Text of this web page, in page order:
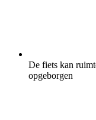
De fiets kan
opgeborgen